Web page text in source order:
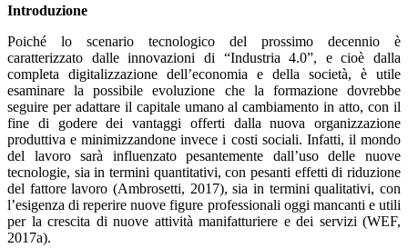
Introduzione
Poiché lo scenario tecnologico del prossimo decennio è
caratterizzato dalle innovazioni di “Industria 4.0”, e cioè dalla
completa digitalizzazione dell’economia e della società, è utile
esaminare la possibile evoluzione che la formazione dovrebbe
seguire per adattare il capitale umano al cambiamento in atto, con il
fine di godere dei vantaggi offerti dalla nuova organizzazione
produttiva e minimizzandone invece i costi sociali. Infatti, il mondo
del lavoro sarà influenzato pesantemente dall’uso delle nuove
tecnologie, sia in termini quantitativi, con pesanti effetti di riduzione
del fattore lavoro (Ambrosetti, 2017), sia in termini qualitativi, con
l’esigenza di reperire nuove figure professionali oggi mancanti e utili
per la crescita di nuove attività manifatturiere e dei servizi (WEF,
2017a).